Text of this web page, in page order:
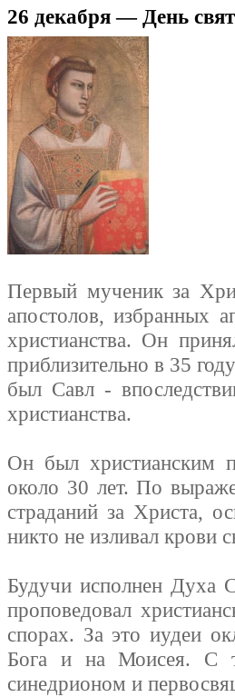
26 декабря — День
Первый мученик за
апостолов,
христианства. Он
приблизительно в 35
был Савл -
христианства.
Он был христианским
около 30 лет. По
страданий за Христа,
никто не изливал крови
Будучи исполнен Духа
проповедовал
спорах. За это иудеи
Бога и на Моисея. С
синедрионом и